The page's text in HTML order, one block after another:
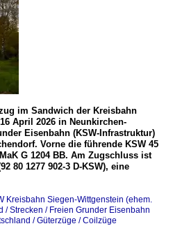
im Sandwich der Kreisbahn
April 2026 in Neunkirchen-
Eisenbahn (KSW-Infrastruktur)
Vorne die führende KSW 45
G 1204 BB. Am Zugschluss ist
80 1277 902-3 D-KSW), eine
Kreisbahn Siegen-Wittgenstein (ehem.
/ Strecken / Freien Grunder Eisenbahn
/ Güterzüge / Coilzüge